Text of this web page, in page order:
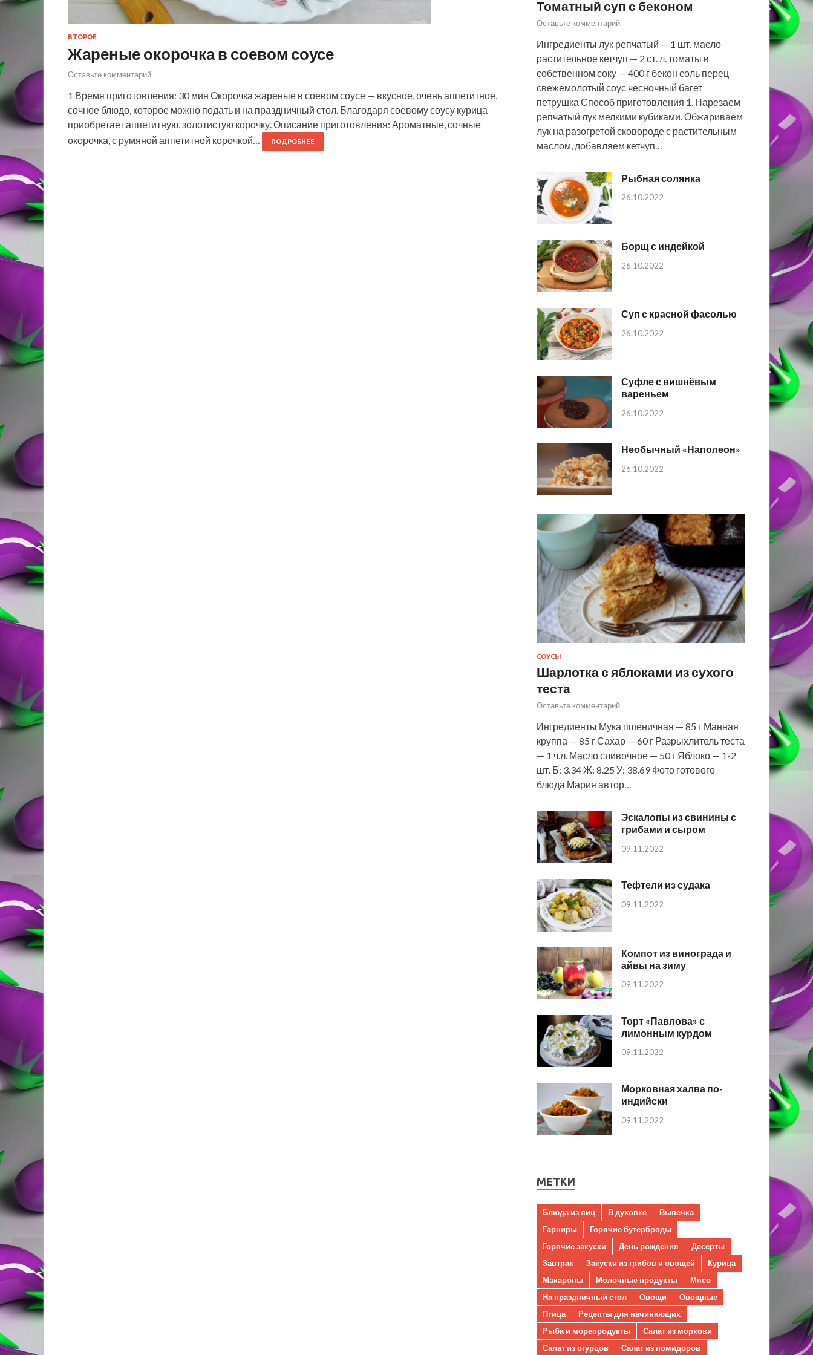
ВТОРОЕ
Жареные окорочка в соевом соусе
Оставьте комментарий
1 Время приготовления: 30 мин Окорочка жареные в соевом соусе — вкусное, очень аппетитное,
сочное блюдо, которое можно подать и на праздничный стол. Благодаря соевому соусу курица
приобретает аппетитную, золотистую корочку. Описание приготовления: Ароматные, сочные
окорочка, с румяной аппетитной корочкой…
ПОДРОБНЕЕ
Томатный суп с беконом
Оставьте комментарий
Ингредиенты лук репчатый — 1 шт. масло
растительное кетчуп — 2 ст. л. томаты в
собственном соку — 400 г бекон соль перец
свежемолотый соус чесночный багет
петрушка Способ приготовления 1. Нарезаем
репчатый лук мелкими кубиками. Обжариваем
лук на разогретой сковороде с растительным
маслом, добавляем кетчуп…
Рыбная солянка
26.10.2022
Борщ с индейкой
26.10.2022
Суп с красной фасолью
26.10.2022
Суфле с вишнёвым
вареньем
26.10.2022
Необычный «Наполеон»
26.10.2022
СОУСЫ
Шарлотка с яблоками из сухого
теста
Оставьте комментарий
Ингредиенты Мука пшеничная — 85 г Манная
круппа — 85 г Сахар — 60 г Разрыхлитель теста
— 1 ч.л. Масло сливочное — 50 г Яблоко — 1-2
шт. Б: 3.34 Ж: 8.25 У: 38.69 Фото готового
блюда Мария автор…
Эскалопы из свинины с
грибами и сыром
09.11.2022
Тефтели из судака
09.11.2022
Компот из винограда и
айвы на зиму
09.11.2022
Торт «Павлова» с
лимонным курдом
09.11.2022
Морковная халва по-
индийски
09.11.2022
МЕТКИ
Блюда из яиц В духовке
Выпечка
Гарниры
Горячие бутерброды
Горячие закуски
День рождения
Десерты
Завтрак
Закуски из грибов и овощей
Курица
Макароны
Молочные продукты
Мясо
На праздничный стол
Овощи
Овощные
Птица
Рецепты для начинающих
Рыба и морепродукты
Салат из моркови
Салат из огурцов
Салат из помидоров